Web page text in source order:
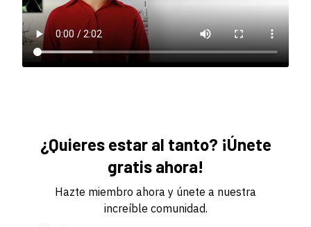
¿Quieres estar al tanto? ¡Únete
gratis ahora!
Hazte miembro ahora y únete a nuestra
increíble comunidad.